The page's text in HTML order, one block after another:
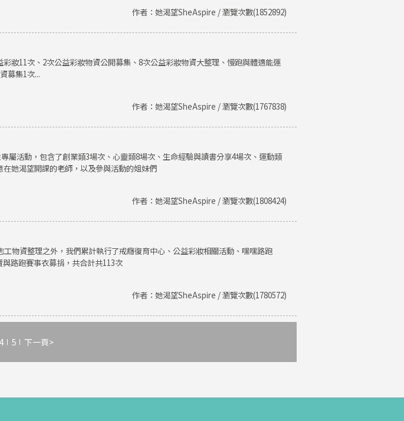
作者：她渴望SheAspire / 瀏覽次數(1852892)
妝11次、2次公益彩妝物資公開募集、8次公益彩妝物資大整理、慢跑與體適能運
募集1次...
作者：她渴望SheAspire / 瀏覽次數(1767838)
屬活動，包含了創業類3場次、心靈類8場次、生命經驗與讀書分享4場次、運動類
她渴望開課的老師，以及參與活動的姐妹們
作者：她渴望SheAspire / 瀏覽次數(1808424)
物資整理之外，我們累計執行了戒癮復育中心、公益彩妝相關活動、嘿嘿路跑
路跑賽事衣募捐，共合計共113次
作者：她渴望SheAspire / 瀏覽次數(1780572)
4 5 下一頁>